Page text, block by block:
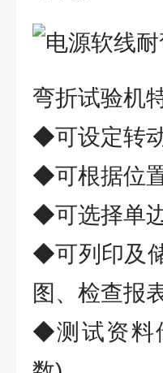
弯折试验机
◆可设定转
◆可根据位
◆可选择单
◆可列印及
图、检查报
◆测试资料